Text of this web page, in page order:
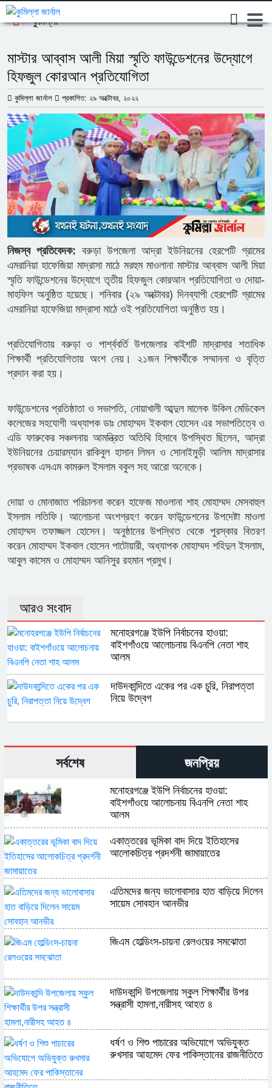
কুমিল্লা
মাস্টার আব্বাস আলী মিয়া স্মৃতি ফাউন্ডেশনের উদ্যোগে
হিফজুল কোরআন প্রতিযোগিতা
কুমিল্লা জার্নাল প্রকাশিত: ২৯ অক্টোবর, ২০২২
নিজস্ব প্রতিবেদক: বরুড়া উপজেলা আদ্রা ইউনিয়নের হেরপেটি গ্রামের
এমরানিয়া হাফেজিয়া মাদ্রাসা মাঠে মরহুম মাওলানা মাস্টার আব্বাস আলী মিয়া
স্মৃতি ফাউন্ডেশনের উদ্যোগে তৃতীয় হিফজুল কোরআন প্রতিযোগিতা ও দোয়া-
মাহফিল অনুষ্ঠিত হয়েছে। শনিবার (২৯ অক্টোবর) দিনব্যাপী হেরপেটি গ্রামের
এমরানিয়া হাফেজিয়া মাদ্রাসা মাঠে ওই প্রতিযোগিতা অনুষ্ঠিত হয়।
প্রতিযোগিতায় বরুড়া ও পার্শ্ববর্তি উপজেলার বাইশটি মাদ্রাসার শতাধিক
শিক্ষার্থী প্রতিযোগিতায় অংশ নেয়। ২১জন শিক্ষার্থীকে সম্মাননা ও বৃত্তি
প্রদান করা হয়।
ফাউন্ডেশনের প্রতিষ্ঠাতা ও সভাপতি, নোয়াখালী আব্দুল মালেক উকিল মেডিকেল
কলেজের সহযোগী অধ্যাপক ডাঃ মোহাম্মদ ইকবাল হোসেন এর সভাপতিত্বে ও
এডি ফারুকের সঞ্চলনায় আমন্ত্রিত অতিথি হিসাবে উপস্থিত ছিলেন, আদ্রা
ইউনিয়নের চেয়ারম্যান রাকিবুল হাসান লিমন ও সোনাইমুড়ী আলিম মাদ্রাসার
প্রভাষক এসএম কামরুল ইসলাম বকুল সহ আরো অনেকে।
দোয়া ও মোনাজাত পরিচালনা করেন হাফেজ মাওলানা শাহ মোহাম্মদ মেসবাহুল
ইসলাম লতিফি। আলোচনা অংশগ্রহণ করেন ফাউন্ডেশনের উপদেষ্টা মাওলা
মোহাম্মদ তফাজ্জল হোসেন। অনুষ্ঠানের উপস্থিত থেকে পুরস্কার বিতরণ
করেন মোহাম্মদ ইকবাল হোসেন পাটোয়ারী, অধ্যাপক মোহাম্মদ শহিদুল ইসলাম,
আবুল কাসেম ও মোহাম্মদ আনিসুর রহমান প্রমুখ।
আরও সংবাদ
মনোহরগঞ্জে ইউপি নির্বাচনের হাওয়া:
বাইশগাঁওয়ে আলোচনায় বিএনপি নেতা শাহ
আলম
দাউদকান্দিতে একের পর এক চুরি, নিরাপত্তা
নিয়ে উদ্বেগ
সর্বশেষ জনপ্রিয়
মনোহরগঞ্জে ইউপি নির্বাচনের হাওয়া:
বাইশগাঁওয়ে আলোচনায় বিএনপি নেতা শাহ
আলম
একাত্তরের ভূমিকা বাদ দিয়ে ইতিহাসের
আলোকচিত্র প্রদর্শনী জামায়াতের
এতিমদের জন্য ভালোবাসার হাত বাড়িয়ে দিলেন
সায়েম সোবহান আনভীর
জিএম হোল্ডিংস-চায়না রেলওয়ের সমঝোতা
দাউদকান্দি উপজেলায় স্কুল শিক্ষার্থীর উপর
সন্ত্রাসী হামলা,নারীসহ আহত ৪
ধর্ষণ ও শিশু পাচারের অভিযোগে অভিযুক্ত
রুখসার আহমেদ ফের পাকিস্তানের রাজনীতিতে